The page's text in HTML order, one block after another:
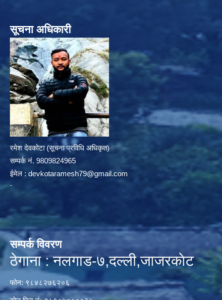
सूचना अधिकारी
रमेश देवकोटा (सूचना प्रविधि अधिकृत)
सम्पर्क न‌ं. 9809824965
ईमेल : devkotaramesh79@gmail.com
सम्पर्क विवरण
ठेगाना : नलगाड-७,दल्ली,जाजरकाेट
फोन: ९८४८२७६२०६